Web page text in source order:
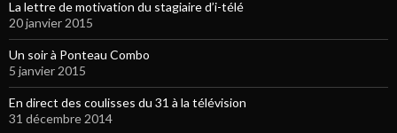
La lettre de motivation du stagiaire d’i-télé
20 janvier 2015
Un soir à Ponteau Combo
5 janvier 2015
En direct des coulisses du 31 à la télévision
31 décembre 2014